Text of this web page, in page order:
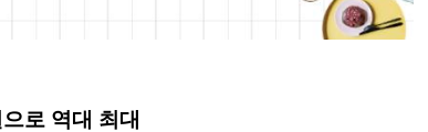
로 역대 최대